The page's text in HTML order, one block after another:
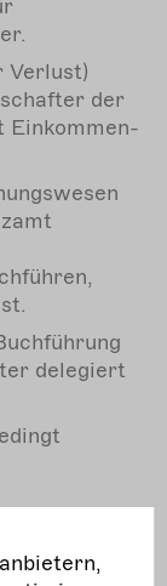
Verlust)
der
Einkommen-
delegiert